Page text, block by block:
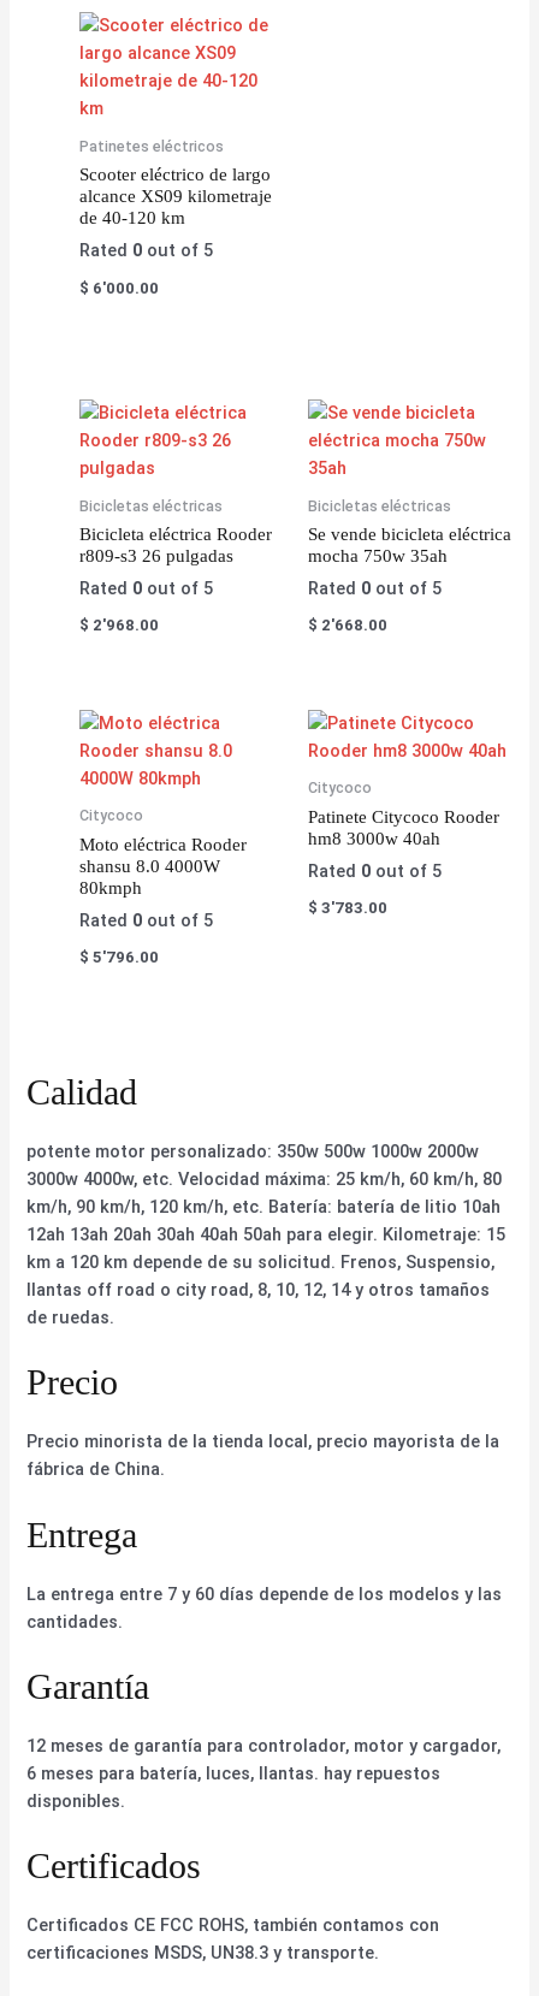
Patinetes eléctricos
Scooter eléctrico de largo
alcance XS09 kilometraje
de 40-120 km
Rated 0 out of 5
$ 6'000.00
Bicicletas eléctricas
Bicicleta eléctrica Rooder
r809-s3 26 pulgadas
Rated 0 out of 5
$ 2'968.00
Bicicletas eléctricas
Se vende bicicleta eléctrica
mocha 750w 35ah
Rated 0out of 5
$ 2'668.00
Citycoco
Moto eléctrica Rooder
shansu 8.0 4000W
80kmph
Rated 0 out of 5
$ 5'796.00
Citycoco
Patinete Citycoco Rooder
hm8 3000w 40ah
Rated 0out of 5
$ 3'783.00
Calidad
potente motor personalizado: 350w 500w 1000w 2000w
3000w 4000w, etc. Velocidad máxima: 25 km/h, 60 km/h, 80
km/h, 90 km/h, 120 km/h, etc. Batería: batería de litio 10ah
12ah 13ah 20ah 30ah 40ah 50ah para elegir. Kilometraje: 15
km a 120 km depende de su solicitud. Frenos, Suspensio,
llantas off road o city road, 8, 10, 12, 14 y otros tamaños
de ruedas.
Precio
Precio minorista de la tienda local, precio mayorista de la
fábrica de China.
Entrega
La entrega entre 7 y 60 días depende de los modelos y las
cantidades.
Garantía
12 meses de garantía para controlador, motor y cargador,
6 meses para batería, luces, llantas. hay repuestos
disponibles.
Certificados
Certificados CE FCC ROHS, también contamos con
certificaciones MSDS, UN38.3 y transporte.